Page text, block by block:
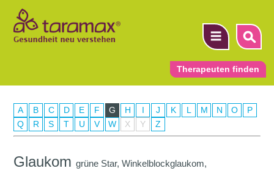
Therapeuten finden
A B C D E F G H I J K L M N O
P
Q
R S T U V W X Y Z
Glaukomgrüne Star, Winkelblockglaukom,